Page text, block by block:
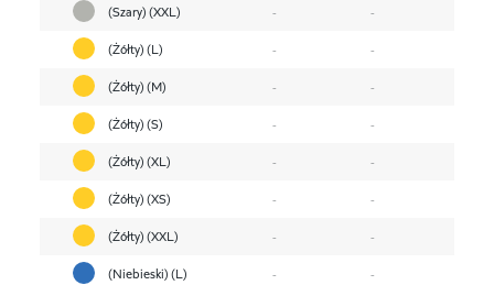
(Szary) (XXL)
-
-
(Żółty) (L)
-
-
(Żółty) (M)
-
-
(Żółty) (S)
-
-
(Żółty) (XL)
-
-
(Żółty) (XS)
-
-
(Żółty) (XXL)
-
-
(Niebieski) (L)
-
-